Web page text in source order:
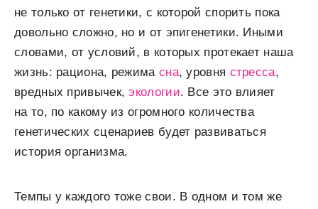
не только от генетики, с которой спорить пока
довольно сложно, но и от эпигенетики. Иными
словами, от условий, в которых протекает наша
жизнь: рациона, режима сна, уровня стресса,
вредных привычек,экологии. Все это влияет
на то, по какому из огромного количества
генетических сценариев будет развиваться
история организма.
Темпы у каждого тоже свои. В одном и том же